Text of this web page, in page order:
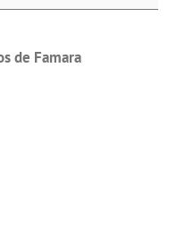
de Famara